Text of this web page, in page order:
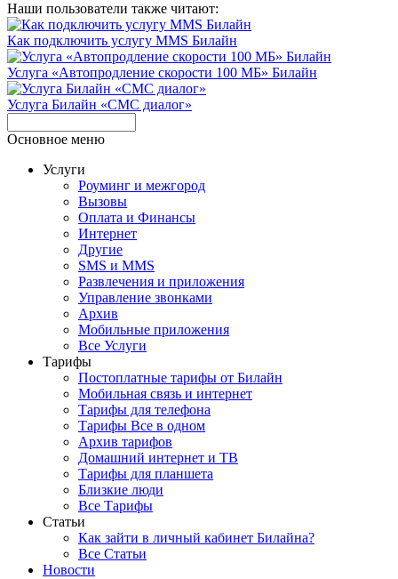
Наши пользователи также читают:
Как подключить услугу MMS Билайн
Услуга «Автопродление скорости 100 МБ» Билайн
Услуга Билайн «СМС диалог»
Основное меню
Услуги
Роуминг и межгород
Вызовы
Оплата и Финансы
Интернет
Другие
SMS и MMS
Развлечения и приложения
Управление звонками
Архив
Мобильные приложения
Все Услуги
Тарифы
Постоплатные тарифы от Билайн
Мобильная связь и интернет
Тарифы для телефона
Тарифы Все в одном
Архив тарифов
Домашний интернет и ТВ
Тарифы для планшета
Близкие люди
Все Тарифы
Статьи
Как зайти в личный кабинет Билайна?
Все Статьи
Новости